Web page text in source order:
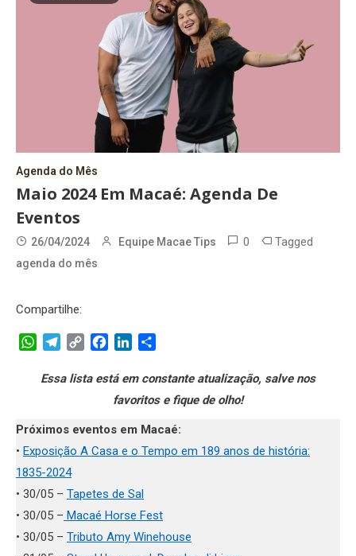
Agenda do Mês
Maio 2024 Em Macaé: Agenda De
Eventos
26/04/2024 Equipe Macae Tips 0 Tagged
agenda do mês
Compartilhe:
WhatsApp
Telegram
Copy
FacebookLinkedIn
Essa lista está em constante atualização, salve nos
favoritos e fique de olho!
Próximos eventos em Macaé:
• Exposição A Casa e o Tempo em 189 anos de história:
1835-2024
• 30/05 – Tapetes de Sal
• 30/05 – Macaé Horse Fest
• 30/05 – Tributo Amy Winehouse